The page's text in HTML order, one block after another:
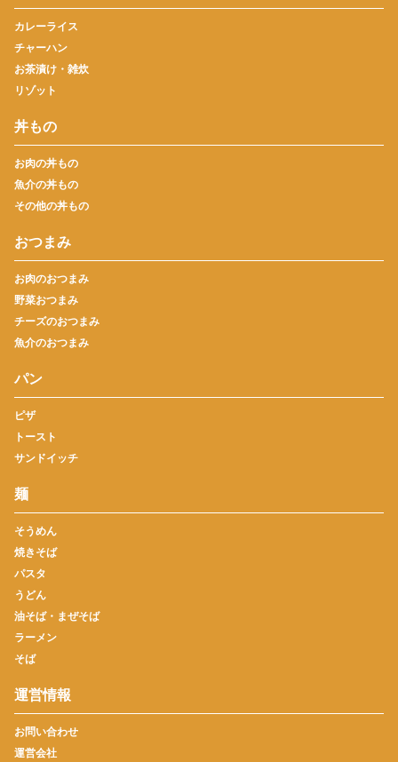
カレーライス
チャーハン
お茶漬け・雑炊
リゾット
丼もの
お肉の丼もの
魚介の丼もの
その他の丼もの
おつまみ
お肉のおつまみ
野菜おつまみ
チーズのおつまみ
魚介のおつまみ
パン
ピザ
トースト
サンドイッチ
麺
そうめん
焼きそば
パスタ
うどん
油そば・まぜそば
ラーメン
そば
運営情報
お問い合わせ
運営会社